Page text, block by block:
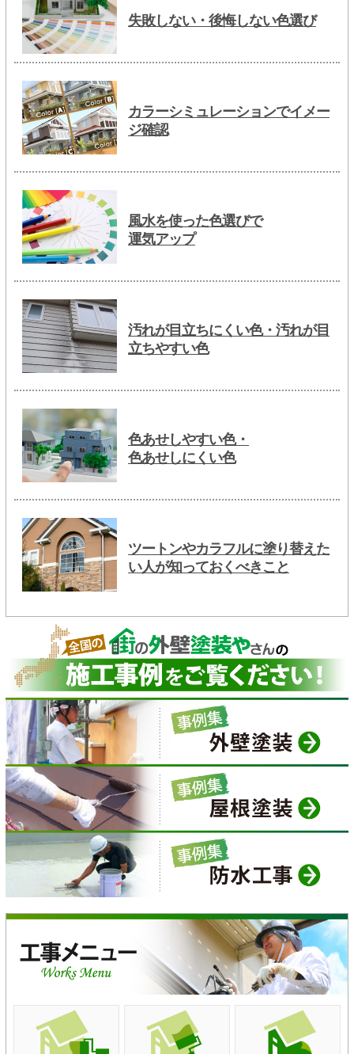
失敗しない・後悔しない色選び
カラーシミュレーションでイメー
ジ確認
風水を使った色選びで
運気アップ
汚れが目立ちにくい色・汚れが目
立ちやすい色
色あせしやすい色・
色あせしにくい色
ツートンやカラフルに塗り替えた
い人が知っておくべきこと